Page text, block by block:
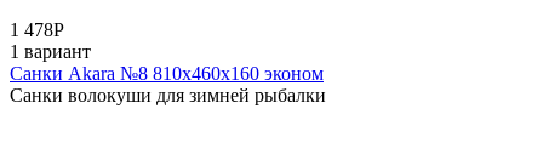
1 478Р
1 вариант
Санки Akara №8 810х460х160 эконом
Санки волокуши для зимней рыбалки